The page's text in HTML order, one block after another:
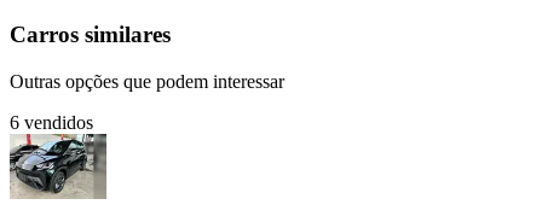
Carros similares
Outras opções que podem interessar
6 vendidos